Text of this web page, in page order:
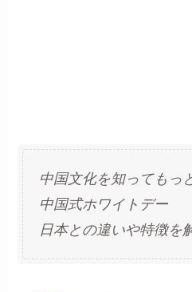
中国文化を知ってもっ
中国式ホワイトデー
日本との違いや特徴を